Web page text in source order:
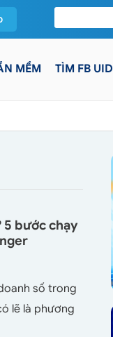
MỀM TÌM FB UID
5 bước chạy
số trong
lẽ là phương